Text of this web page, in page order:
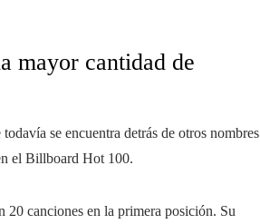
mayor cantidad de
se encuentra detrás de otros nombres
el Billboard Hot 100.
canciones en la primera posición. Su